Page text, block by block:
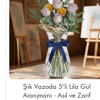
Şık Vazoda 5’li Lila Gül
Aranjmanı - Asil ve Zarif